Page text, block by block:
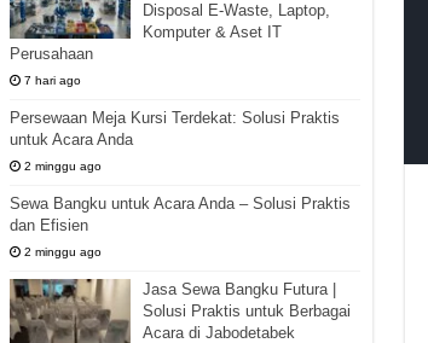
Disposal E-Waste, Laptop,
Komputer & Aset IT
Perusahaan
7 hari ago
Persewaan Meja Kursi Terdekat: Solusi Praktis
untuk Acara Anda
2 minggu ago
Sewa Bangku untuk Acara Anda – Solusi Praktis
dan Efisien
2 minggu ago
Jasa Sewa Bangku Futura |
Solusi Praktis untuk Berbagai
Acara di Jabodetabek